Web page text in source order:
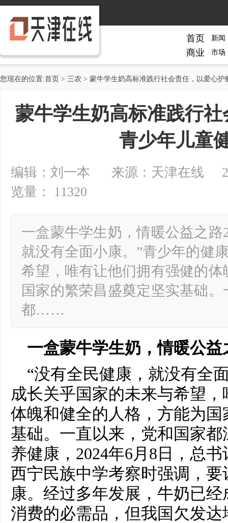
首页 新闻
商业 市场
您现在的位置:首页 > 三农 > 蒙牛学生奶高标准践行社会责任，以爱心护
蒙牛学生奶高标准践行
青少年儿童
编辑：刘一本 来源：天津在线
览量： 11320
一盒蒙牛学生奶，情暖公益之路
就没有全面小康。”青少年的健
希望，唯有让他们拥有强健的
国家的繁荣昌盛奠定坚实基础
都……
一盒蒙牛学生奶，情暖公益
“没有全民健康，就没有全
成长关乎国家的未来与希望
体魄和健全的人格，方能为
基础。一直以来，党和国家
养健康，2024年6月8日，总
西宁民族中学考察时强调，
康。经过多年发展，牛奶已
消费的必需品，但我国欠发